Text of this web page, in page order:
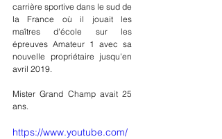
carrière sportive dans le sud de
la France où il jouait les
maîtres d'école sur les
épreuves Amateur 1 avec sa
nouvelle propriétaire jusqu'en
avril 2019.
Mister Grand Champ avait 25
ans.
https://www.youtube.com/